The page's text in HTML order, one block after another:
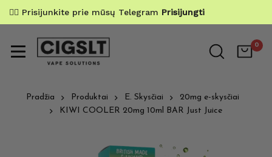
✌🏼 Prisijunkite prie mūsų Telegram Prisijungti
0
Pradžia Produktai E. Skysčiai
20mg e-skysčiai
KIWI COOLER 20mg 10ml BAR Just Juice